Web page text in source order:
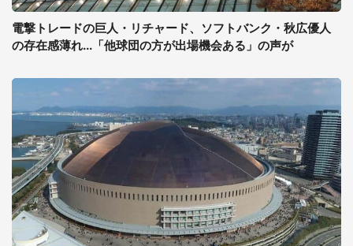
電撃トレードの巨人・リチャード、ソフトバンク・秋広優人
の存在感薄れ...「他球団の方が出場機会ある」の声が